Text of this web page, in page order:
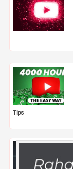
Tips